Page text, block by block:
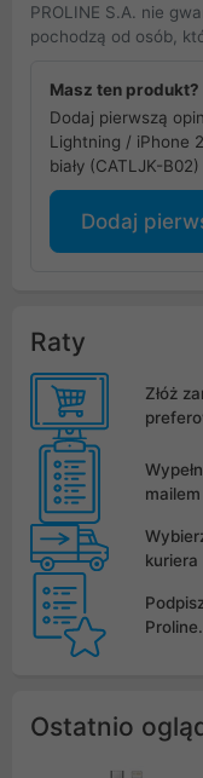
PROLINE S.A. nie
pochodzą od osób,
Masz ten produkt?
Dodaj pierwszą
Lightning / iPhone
biały (CATLJK-B02)
Dodaj
Raty
Złóż
mailem
kuriera
Ostatnio